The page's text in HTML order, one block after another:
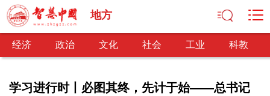
地方
经济 政治 文化 社会 工业 科教
学习进行时丨必图其终，先计于始——总书记